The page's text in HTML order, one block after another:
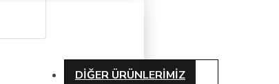
DIĞER ÜRÜNLERIMIZ